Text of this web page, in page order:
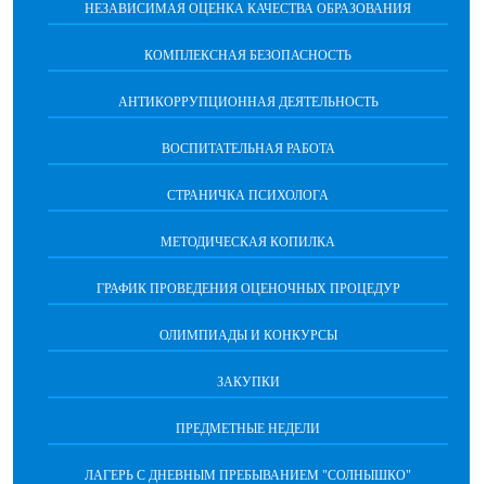
НЕЗАВИСИМАЯ ОЦЕНКА КАЧЕСТВА ОБРАЗОВАНИЯ
КОМПЛЕКСНАЯ БЕЗОПАСНОСТЬ
АНТИКОРРУПЦИОННАЯ ДЕЯТЕЛЬНОСТЬ
ВОСПИТАТЕЛЬНАЯ РАБОТА
СТРАНИЧКА ПСИХОЛОГА
МЕТОДИЧЕСКАЯ КОПИЛКА
ГРАФИК ПРОВЕДЕНИЯ ОЦЕНОЧНЫХ ПРОЦЕДУР
ОЛИМПИАДЫ И КОНКУРСЫ
ЗАКУПКИ
ПРЕДМЕТНЫЕ НЕДЕЛИ
ЛАГЕРЬ С ДНЕВНЫМ ПРЕБЫВАНИЕМ "СОЛНЫШКО"